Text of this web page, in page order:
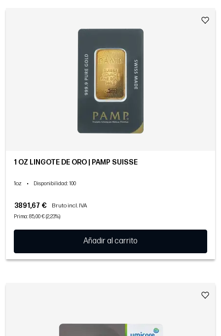
1 OZ LINGOTE DE ORO | PAMP SUISSE
1oz • Disponibilidad: 100
3891,67 € Bruto incl. IVA
Prima: 85,00 € (2,23%)
Añadir al carrito